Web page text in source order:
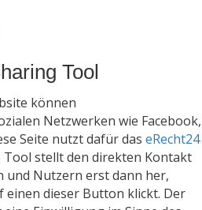
Tool
können
Netzwerken wie Facebook,
Seite nutzt dafür das eRecht24
Tool stellt den direkten Kontakt
und Nutzern erst dann her,
dieser Button klickt. Der